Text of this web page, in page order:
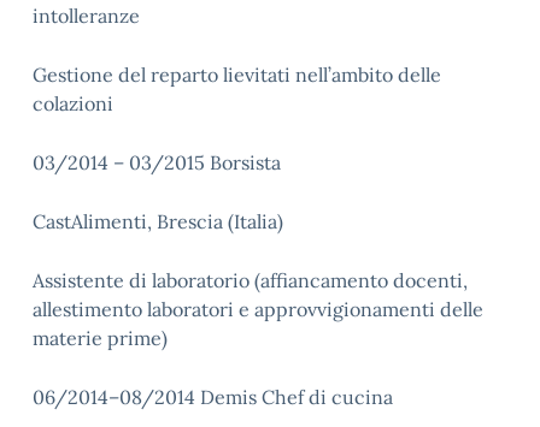
intolleranze
Gestione del reparto lievitati nell’ambito delle
colazioni
03/2014 – 03/2015 Borsista
CastAlimenti, Brescia (Italia)
Assistente di laboratorio (affiancamento docenti,
allestimento laboratori e approvvigionamenti delle
materie prime)
06/2014–08/2014 Demis Chef di cucina